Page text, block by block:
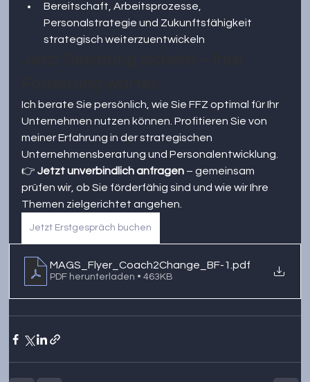
Bereitschaft, Arbeitsprozesse,
Personalstrategie und Zukunftsfähigkeit
strategisch weiterzuentwickeln
Ich berate Sie persönlich, wie Sie FFZ optimal für Ihr
Unternehmen nutzen können. Profitieren Sie von
meiner Erfahrung in der strategischen
Unternehmensberatung und Personalentwicklung.
👉 Jetzt unverbindlich anfragen – gemeinsam
prüfen wir, ob Sie förderfähig sind und wie wir Ihre
Themen zielgerichtet angehen.
Jetzt Erstgespräch buchen
MAGS_Flyer_Coach2Change_BF-1.pdf
PDF herunterladen • 463KB